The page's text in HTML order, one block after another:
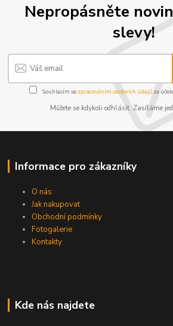
Nepropásněte
slevy!
Souhlasím se zpracováním osobních údajůza
Můžete se kdykoli odhlásit. Zasíláme
Informace pro zákazníky
O nás
Jak nakupovat
Obchodní podmínky
Fotogalerie
Kontakty
Kde nás najdete